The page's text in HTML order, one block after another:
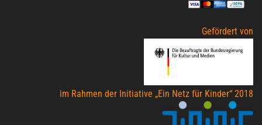
Gefördert von
im Rahmen der Initiative „Ein Netz für Kinder“ 2018